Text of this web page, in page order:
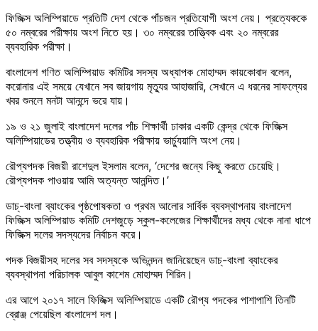
ফিজিক্স অলিম্পিয়াডে প্রতিটি দেশ থেকে পাঁচজন প্রতিযোগী অংশ নেয়। প্রত্যেককে
৫০ নম্বরের পরীক্ষায় অংশ নিতে হয়। ৩০ নম্বরের তাত্ত্বিক এবং ২০ নম্বরের
ব্যবহারিক পরীক্ষা।
বাংলাদেশ গণিত অলিম্পিয়াড কমিটির সদস্য অধ্যাপক মোহাম্মদ কায়কোবাদ বলেন,
করোনার এই সময়ে যেখানে সব জায়গায় মৃত্যুর আহাজারি, সেখানে এ ধরনের সাফল্যের
খবর শুনলে মনটা আনন্দে ভরে যায়।
১৯ ও ২১ জুলাই বাংলাদেশ দলের পাঁচ শিক্ষার্থী ঢাকার একটি কেন্দ্র থেকে ফিজিক্স
অলিম্পিয়াডের তত্ত্বীয় ও ব্যবহারিক পরীক্ষায় ভার্চ্যুয়ালি অংশ নেয়।
রৌপ্যপদক বিজয়ী রাশেদুল ইসলাম বলেন, ‘দেশের জন্যে কিছু করতে চেয়েছি।
রৌপ্যপদক পাওয়ায় আমি অত্যন্ত আনন্দিত।’
ডাচ্-বাংলা ব্যাংকের পৃষ্ঠপোষকতা ও প্রথম আলোর সার্বিক ব্যবস্থাপনায় বাংলাদেশ
ফিজিক্স অলিম্পিয়াড কমিটি দেশজুড়ে স্কুল-কলেজের শিক্ষার্থীদের মধ্য থেকে নানা ধাপে
ফিজিক্স দলের সদস্যদের নির্বাচন করে।
পদক বিজয়ীসহ দলের সব সদস্যকে অভিনন্দন জানিয়েছেন ডাচ্-বাংলা ব্যাংকের
ব্যবস্থাপনা পরিচালক আবুল কাশেম মোহাম্মদ শিরিন।
এর আগে ২০১৭ সালে ফিজিক্স অলিম্পিয়াডে একটি রৌপ্য পদকের পাশাপাশি তিনটি
ব্রোঞ্জ পেয়েছিল বাংলাদেশ দল।